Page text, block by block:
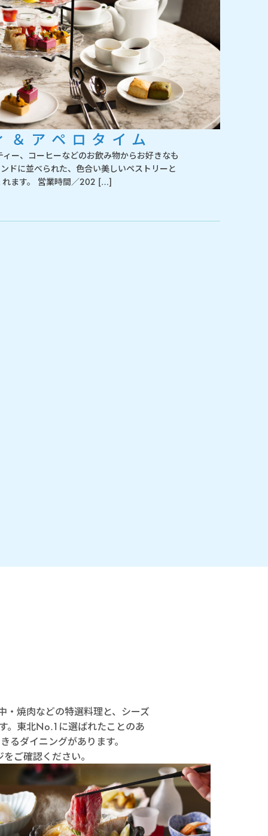
＆アペロタイム
ー、コーヒーなどのお飲み物からお好きなも
ドに並べられた、色合い美しいペストリーと
れます。 営業時間／202 […]
焼肉などの特選料理と、シーズ
。東北No.1に選ばれたことのあ
ダイニングがあります。
ご確認ください。